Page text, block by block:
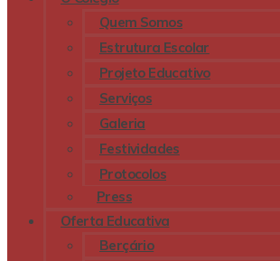
Quem Somos
Estrutura Escolar
Projeto Educativo
Serviços
Galeria
Festividades
Protocolos
Press
Oferta Educativa
Berçário